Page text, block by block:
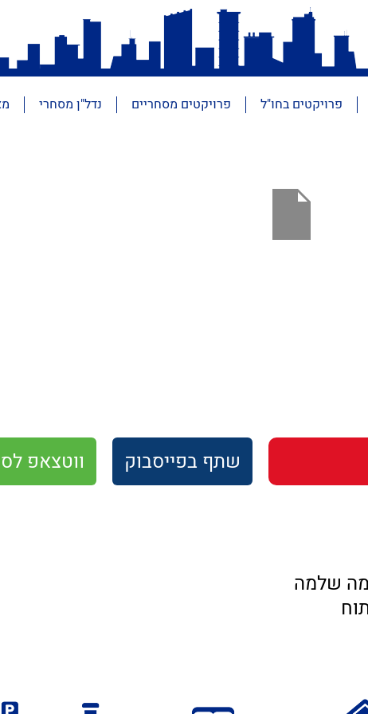
פרויקטים בחו"ל פרויקטים מסחריים נדל"ן מסחרי
שתף בפייסבוק ווטצאפ